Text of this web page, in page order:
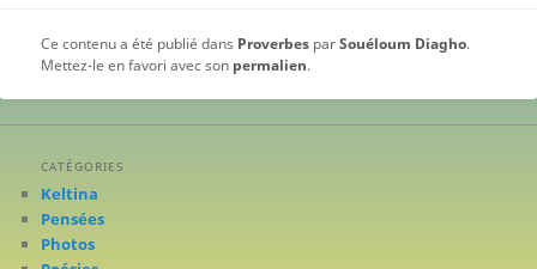
Ce contenu a été publié dans Proverbes parSouéloum Diagho.
Mettez-le en favori avec son permalien.
CATÉGORIES
Keltina
Pensées
Photos